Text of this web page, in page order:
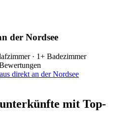
der Nordsee
· 1+ Badezimmer
direkt an der Nordsee
mit Top-